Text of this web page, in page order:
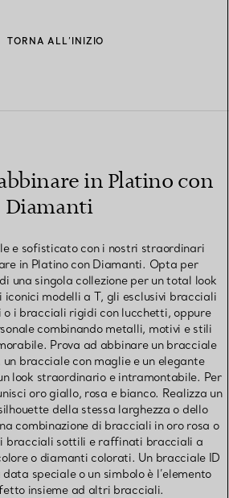
TORNA ALL’INIZIO
in Platino con
Diamanti
e sofisticato con i nostri straordinari
in Platino con Diamanti. Opta per
una singola collezione per un total look
iconici modelli a T, gli esclusivi bracciali
o i bracciali rigidi con lucchetti, oppure
combinando metalli, motivi e stili
Prova ad abbinare un bracciale
bracciale con maglie e un elegante
look straordinario e intramontabile. Per
oro giallo, rosa e bianco. Realizza un
della stessa larghezza o dello
combinazione di bracciali in oro rosa o
bracciali sottili e raffinati bracciali a
o diamanti colorati. Un bracciale ID
speciale o un simbolo è l’elemento
insieme ad altri bracciali.